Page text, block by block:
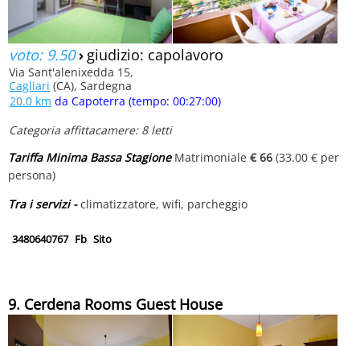
voto: 9.50› giudizio: capolavoro
Via Sant'alenixedda 15,
Cagliari (CA), Sardegna
20.0 km da Capoterra (tempo: 00:27:00)
Categoria affittacamere: 8 letti
Tariffa Minima Bassa StagioneMatrimoniale € 66 (33.00 € per
persona)
Tra i servizi -climatizzatore, wifi, parcheggio
3480640767 Fb Sito
9. Cerdena Rooms Guest House